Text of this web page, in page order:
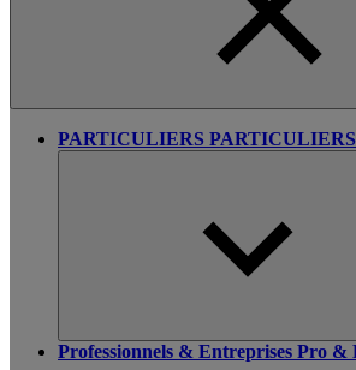
PARTICULIERS PARTICULIERS
Professionnels & Entreprises Pro &